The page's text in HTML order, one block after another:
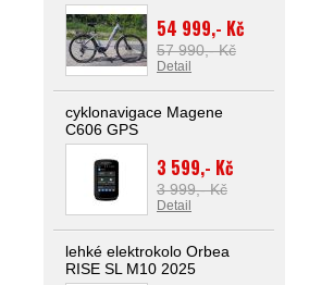
54 999,- Kč
57 990,- Kč
Detail
cyklonavigace Magene
C606 GPS
3 599,- Kč
3 999,- Kč
Detail
lehké elektrokolo Orbea
RISE SL M10 2025